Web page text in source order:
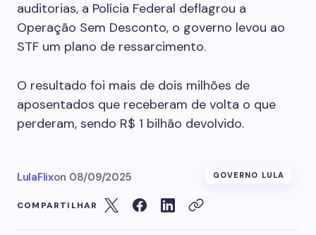
auditorias, a Polícia Federal deflagrou a
Operação Sem Desconto, o governo levou ao
STF um plano de ressarcimento.
O resultado foi mais de dois milhões de
aposentados que receberam de volta o que
perderam, sendo R$ 1 bilhão devolvido.
LulaFlixon 08/09/2025 GOVERNO LULA
COMPARTILHAR